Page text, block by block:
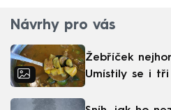
Návrhy pro vás
Žebříček
Umístily se i tři